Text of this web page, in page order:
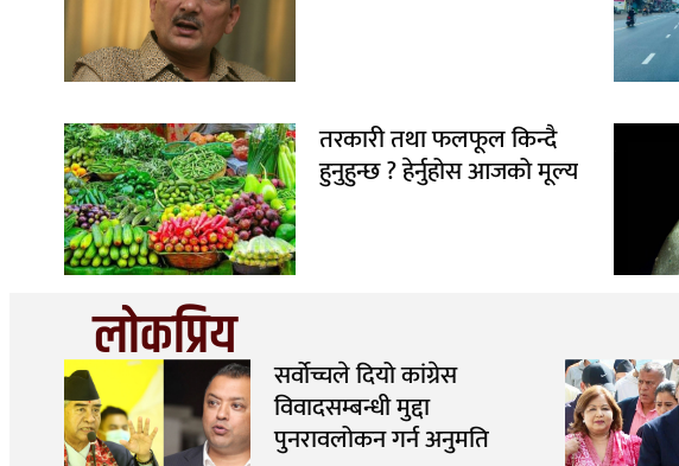
तरकारी तथा फलफूल किन्दै
हुनुहुन्छ ? हेर्नुहोस आजको मूल्य
लोकप्रिय सर्वोच्चले दियो कांग्रेस
विवादसम्बन्धी मुद्दा
पुनरावलोकन गर्न अनुमति